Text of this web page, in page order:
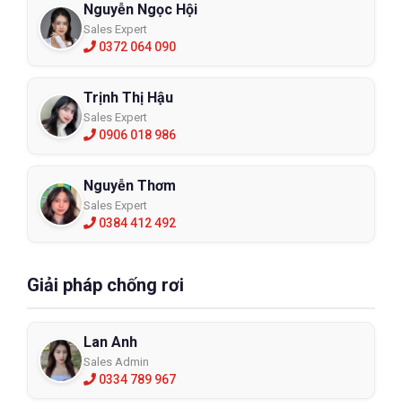
Nguyễn Ngọc Hội
Sales Expert
0372 064 090
Trịnh Thị Hậu
Sales Expert
0906 018 986
Nguyễn Thơm
Sales Expert
0384 412 492
Giải pháp chống rơi
Lan Anh
Sales Admin
0334 789 967